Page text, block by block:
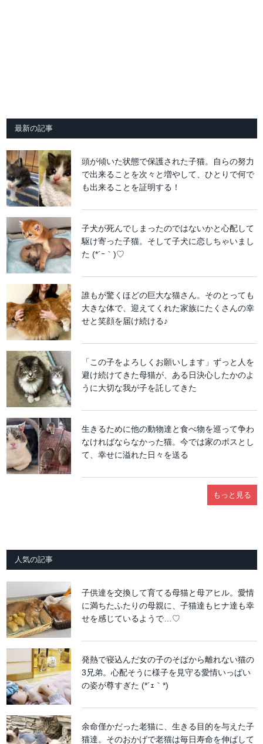
最新の記事
頭が傾いた状態で保護された子猫。自らの努力
で出来ることを次々と増やして、ひとりで何で
も出来ることを証明する！
子犬が死んでしまったのではないかと心配して
駆け寄った子猫。そして子犬に恋しちゃいまし
た (*´ｰ｀)♡
誰もが驚くほどの巨大な猫さん。そのとっても
大きな体で、迎えてくれた家族にたくさんの幸
せと笑顔を届け続ける♪
「この子をよろしくお願いします」ずっと人を
避け続けてきた母猫が、ある日決心したかのよ
うに大切な我が子を託してきた
生きるために他の動物達と食べ物を巡って争わ
なければならなかった猫。今では家のボスとし
て、幸せに溢れた日々を送る
もっと見る
人気の記事
子供達を交換して育てる母猫と母アヒル。愛情
に満ちたふたりの母親に、子猫達もヒナ達も幸
せを感じているようで…♡
発熱で寝込んだ女の子のそばから離れない猫の
3兄弟。心配そうに様子を見守る愛情いっぱい
の姿が尊すぎた (*´ｪ｀*)
余命僅かだった老猫に、生きる目的を与えた子
猫達。そのおかげで老猫は毎日寿命を伸ばして